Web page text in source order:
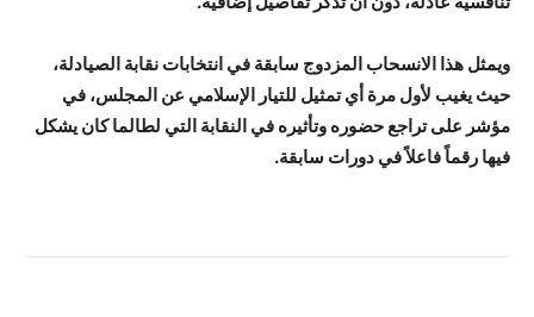
ويمثل هذا الانسحاب المزدوج سابقة في انتخابات نقابة الصيادلة،
حيث يغيب لأول مرة أي تمثيل للتيار الإسلامي عن المجلس، في
مؤشر على تراجع حضوره وتأثيره في النقابة التي لطالما كان يشكل
فيها رقماً فاعلاً في دورات سابقة.